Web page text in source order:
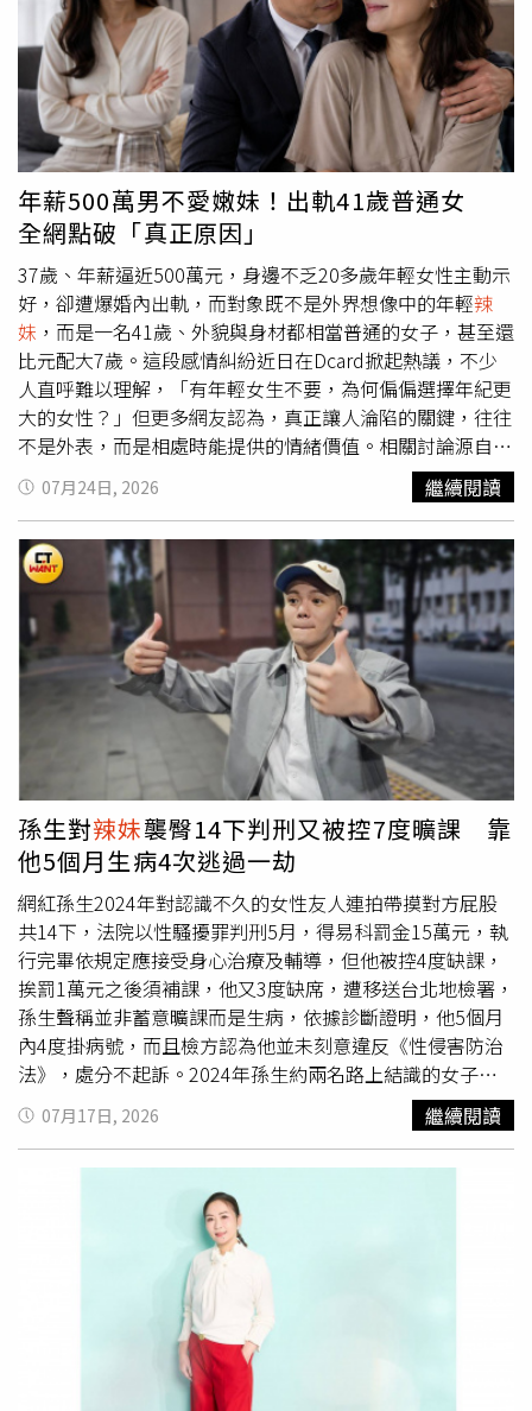
契，戲裡母子情深，戲外也建立起深厚友誼。王凱與賴慧如
合作《多情城市》培養深厚情誼，如今一句悼念貼文令不少
網友看了鼻酸。（圖／翻攝自YT，民視）劇中，王凱飾演的
「楊成皓」因車禍離世，賴慧如飾演的母親無法承受喪子打
擊，情緒崩潰跑到海邊哭喊：「我要找我的成皓！」催淚演
出令不少觀眾印象深刻。後續劇情則安排王凱透過具有通靈
能力的人物再次與母親相見，兩人相擁告別時，王凱說出：
「媽，雖然我現在不在了，但是妳要記得，我的心永遠與妳
同在。」賴慧如則承諾會替他照顧好家人，這段生離死別的
橋段當時感動不少觀眾，如今戲裡的告別竟成為戲外永別，
更令人感慨。合作結束後，兩人仍保持聯絡。2021年一起
錄製《歡樂智多星》時再度相聚，王凱還曾在臉書分享兩人
合照，幽默寫下：「咦！這位小姐是……？我的慧君媽媽
呢？怎麼來了個 辣妹！把我媽媽還給我。」逗趣互動展現兩
人私下的好交情，如今這篇貼文也被不少粉絲翻出重看，令
人更加不捨。王凱26日離世的消息曝光後，不僅演藝圈好友
紛紛發文悼念，大批劇迷也湧入王凱及賴慧如的社群平台留
言，寫下「一路好走」、「真的不敢相信」、「願你在另一
個世界安好」等文字，希望他一路好走。至於王凱詳細死
因，仍有待警方及相關單位進一步調查釐清。
年薪500萬男不愛嫩妹！出軌41歲普通女
全網點破「真正原因」
37歲、年薪逼近500萬元，身邊不乏20多歲年輕女性主動示
好，卻遭爆婚內出軌，而對象既不是外界想像中的年輕辣
妹 ，而是一名41歲、外貌與身材都相當普通的女子，甚至還
比元配大7歲。這段感情糾紛近日在Dcard掀起熱議，不少
人直呼難以理解，「有年輕女生不要，為何偏偏選擇年紀更
大的女性？」但更多網友認為，真正讓人淪陷的關鍵，往往
不是外表，而是相處時能提供的情緒價值。相關討論源自
Dcard一則貼文，發文者表示，身邊一名男性友人現年37
歲，不僅擁有高學歷、事業有成，年收入更接近500萬元，
可說是條件相當出色，身旁一直不缺20歲出頭的女性主動接
近。然而，最近對方卻因婚內出軌被抓包，最令他意外的
是，外遇對象竟是一名41歲女子，比男方年長4歲，也比元
配年長7歲，無論外貌或身材都沒有特別突出。發文者坦
言，自己可以理解有人認為「男人有錢就想作怪」，但真正
令他想不通的是，身邊明明有不少青春亮眼的年輕女性，最
後卻選擇一名年紀更大、條件看似平凡的女子，忍不住發
問：「香噴噴的妹子不要，非要找阿姨，到底圖什麼？到底
是什麼心理？」貼文曝光後，掀起大批網友討論，不少人認
為，感情吸引力本來就不能只看年紀和外貌，真正影響一段
關係的，往往是情緒上的陪伴與理解。有人指出，成熟女性
通常更懂得傾聽、安慰，也知道如何照顧另一半的情緒，
「懂事的阿姨可以給很多情緒價值，把男人拿捏得死死
的。」也有人認為，上班一整天已經承受不少壓力，如果回
到家還得面對抱怨與責備，這時若有一位願意關心、鼓勵、
理解自己的人出現，不論男女，都可能因此產生依賴，「真
正吸引人的，不一定是外貌，而是有人願意共情、願意讓你
覺得被理解。」也有網友分析，若只是單純追求刺激或肉體
關係，通常不太會選擇外貌條件並不突出的對象，因此這類
婚外情更可能是在原有關係中缺乏情感共鳴，進而向外尋求
慰藉，而不是單純迷戀年輕或漂亮。另一派網友則認為，把
焦點放在41歲其實沒有太大意義，「37歲和41歲也才差4
歲，有什麼好大驚小怪？」「年輕就是最大的優勢嗎？」
「如果年輕女生除了年紀小之外沒有其他優點，時間久了還
是會膩。」也有人反問，「正宮除了比較年輕之外，還有什
麼值得拿來比較？」認為成熟女性累積的人生閱歷、溝通能
力、情緒穩定度，以及待人處事方式，都可能是吸引異性的
原因，未必是年輕女性能夠取代。不少網友最後也強調，第
三者的年齡、外貌或條件，其實都不是事件真正的重點。無
論外遇對象是年輕或年長，都無法合理化婚內出軌的行為。
真正值得討論的，是婚姻中是否缺乏溝通、理解與情感交
07月24日, 2026 繼續閱讀
孫生對辣妹襲臀14下判刑又被控7度曠課 靠
他5個月生病4次逃過一劫
網紅孫生2024年對認識不久的女性友人連拍帶摸對方屁股
共14下，法院以性騷擾罪判刑5月，得易科罰金15萬元，執
行完畢依規定應接受身心治療及輔導，但他被控4度缺課，
挨罰1萬元之後須補課，他又3度缺席，遭移送台北地檢署，
孫生聲稱並非蓄意曠課而是生病，依據診斷證明，他5個月
內4度掛病號，而且檢方認為他並未刻意違反《性侵害防治
法》，處分不起訴。2024年孫生約兩名路上結識的女子前
往台北市松山區一品花雕雞餐廳吃飯，跟其中一人到店外抽
菸閒聊不久，話鋒一轉開始品評兩女的身材並帶到鹹濕話
題，接著在3秒內快速拍打女方臀部10下，明明看到對方驚
慌閃躲，又在4秒內連拍4下臀部，被害人非常不舒服因而提
告，北院於2025年2月4日判孫生5個月有期徒刑。孫生在
2025年4月執行完畢，9月17日接到上課通知，但台北市家
防中心認定他9月26日到11月28日之間4度缺課，裁罰1萬元
並要求補課，他卻又被抓到三次曠課，因此移送北檢偵辦。
孫生到案喊冤，因為感冒缺課時有請假，但老師不接受隔天
的診斷證明。北檢調查，孫生第一輪4次缺課紀錄中，有一
次其實已完成簽到上課，其他3次有寄email給老師，分別附
07月17日, 2026 繼續閱讀